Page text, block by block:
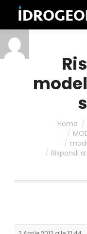
Home
Rispondi